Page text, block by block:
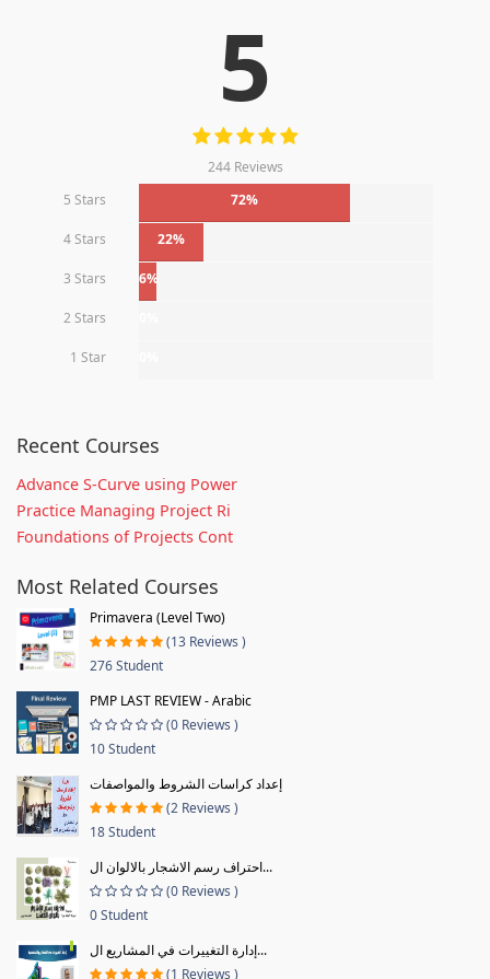
5
244 Reviews
5 Stars
72%
4 Stars 22%
3 Stars 6%
2 Stars
1 Star
Recent Courses
Advance S-Curve using Power
Practice Managing Project Ri
Foundations of Projects Cont
Most Related Courses
Primavera (Level Two)
(13 Reviews )
276 Student
PMP LAST REVIEW - Arabic
(0 Reviews )
10 Student
إعداد كراسات الشروط والمواصفات
(2 Reviews )
18 Student
احتراف رسم الاشجار بالالوان ال...
(0 Reviews )
0 Student
إدارة التغييرات في المشاريع ال...
(1 Reviews )